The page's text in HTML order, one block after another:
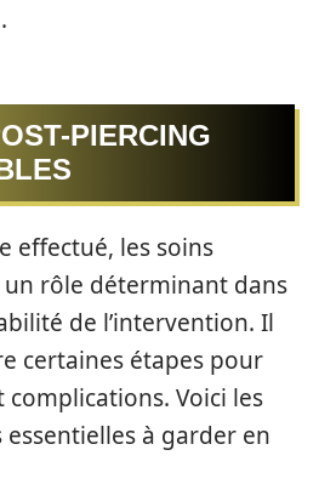
PIERCING
effectué, les soins
rôle déterminant dans
de l’intervention. Il
certaines étapes pour
Voici les
à garder en